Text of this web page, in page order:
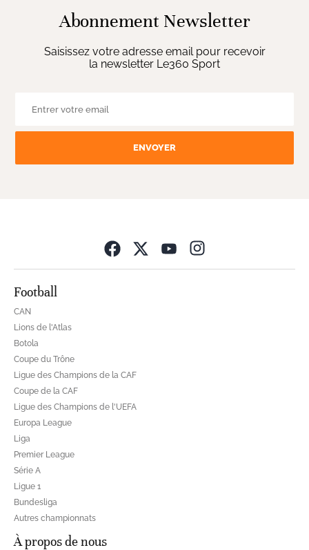
Abonnement Newsletter
Saisissez votre adresse email pour recevoir
la newsletter Le360 Sport
ENVOYER
Football
CAN
Lions de l'Atlas
Botola
Coupe du Trône
Ligue des Champions de la CAF
Coupe de la CAF
Ligue des Champions de l'UEFA
Europa League
Liga
Premier League
Série A
Ligue 1
Bundesliga
Autres championnats
À propos de nous